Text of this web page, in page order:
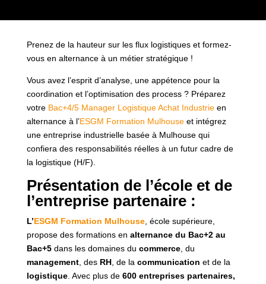
Prenez de la hauteur sur les flux logistiques et formez-
vous en alternance à un métier stratégique !
Vous avez l’esprit d’analyse, une appétence pour la
coordination et l’optimisation des process ? Préparez
votre Bac+4/5 Manager Logistique Achat Industrieen
alternance à l’ESGM Formation Mulhouseet intégrez
une entreprise industrielle basée à Mulhouse qui
confiera des responsabilités réelles à un futur cadre de
la logistique (H/F).
Présentation de l’école et de
l’entreprise partenaire :
L’ESGM Formation Mulhouse, école supérieure,
propose des formations en alternance du Bac+2 au
Bac+5dans les domaines du commerce, du
management, des RH, de la communication et de la
logistique. Avec plus de 600 entreprises partenaires,